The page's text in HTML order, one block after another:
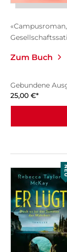
Zum Buch
Gebundene
25,00 €*